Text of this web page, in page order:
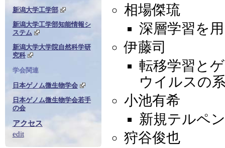
相場傑琉
深層学習を
伊藤司
転移学習と
ウイルスの
小池有希
新規テルペ
狩谷俊也
新潟大学工学部
新潟大学工学部知能情報シ
ステム
新潟大学大学院自然科学研
究科
学会関連
日本ゲノム微生物学会
日本ゲノム微生物学会若手
の会
アクセス
edit